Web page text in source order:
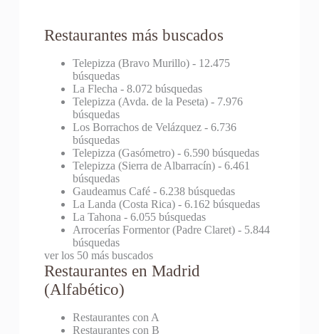
Restaurantes más buscados
Telepizza (Bravo Murillo)- 12.475
búsquedas
La Flecha - 8.072 búsquedas
Telepizza (Avda. de la Peseta)- 7.976
búsquedas
Los Borrachos de Velázquez- 6.736
búsquedas
Telepizza (Gasómetro)- 6.590 búsquedas
Telepizza (Sierra de Albarracín)- 6.461
búsquedas
Gaudeamus Café- 6.238 búsquedas
La Landa (Costa Rica)- 6.162 búsquedas
La Tahona - 6.055 búsquedas
Arrocerías Formentor (Padre Claret)- 5.844
búsquedas
ver los 50 más buscados
Restaurantes en Madrid
(Alfabético)
Restaurantes con A
Restaurantes con B